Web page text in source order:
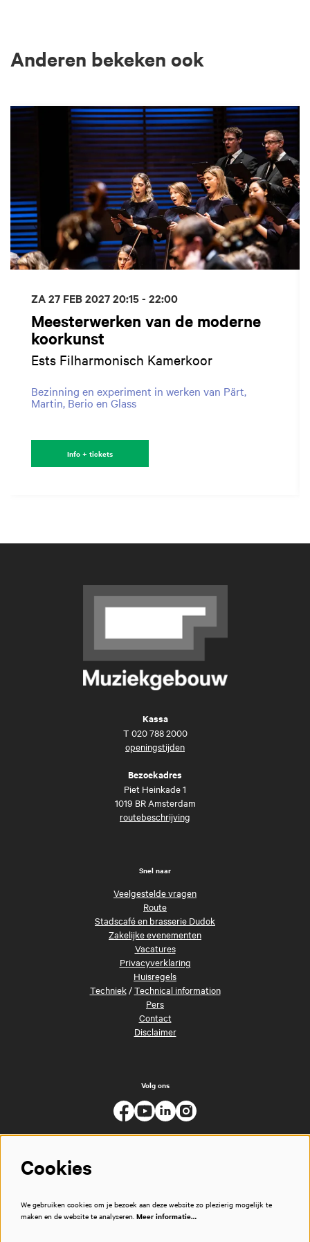
Anderen bekeken ook
Meesterwerken van de moderne
koorkunst
Ests Filharmonisch Kamerkoor
Bezinning en experiment in werken van Pärt,
Martin, Berio en Glass
ZA 27 FEB 202720:15 - 22:00
Info + tickets
Kassa
T 020 788 2000
openingstijden
Bezoekadres
Piet Heinkade 1
1019 BR Amsterdam
routebeschrijving
Snel naar
Veelgestelde vragen
Route
Stadscafé en brasserie Dudok
Zakelijke evenementen
Vacatures
Privacyverklaring
Huisregels
Techniek/Technical information
Pers
Contact
Disclaimer
Volg ons
Cookies
We gebruiken cookies om je bezoek aan deze website zo plezierig mogelijk te
maken en de website te analyseren. Meer informatie…